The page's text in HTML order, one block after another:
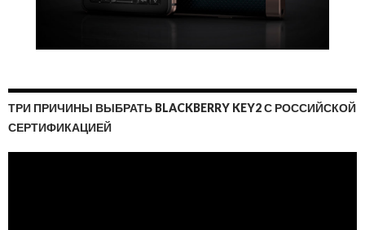
ТРИ ПРИЧИНЫ ВЫБРАТЬ BLACKBERRY KEY2 С РОССИЙСКОЙ
СЕРТИФИКАЦИЕЙ